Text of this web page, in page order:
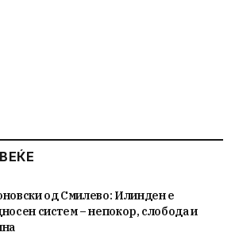
од Смилево: Илинден е
систем – непокор, слобода и